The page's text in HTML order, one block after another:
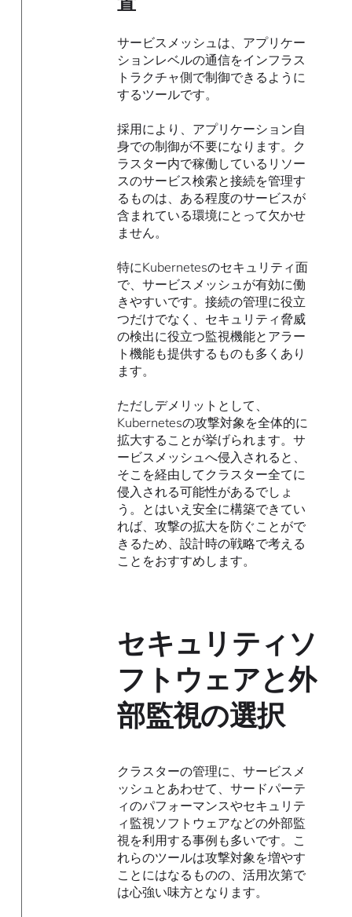
サービスメッシュは、アプリケー
ションレベルの通信をインフラス
トラクチャ側で制御できるように
するツールです。
採用により、アプリケーション自
身での制御が不要になります。ク
ラスター内で稼働しているリソー
スのサービス検索と接続を管理す
るものは、ある程度のサービスが
含まれている環境にとって欠かせ
ません。
特にKubernetesのセキュリティ面
で、サービスメッシュが有効に働
きやすいです。接続の管理に役立
つだけでなく、セキュリティ脅威
の検出に役立つ監視機能とアラー
ト機能も提供するものも多くあり
ます。
ただしデメリットとして、
Kubernetesの攻撃対象を全体的に
拡大することが挙げられます。サ
ービスメッシュへ侵入されると、
そこを経由してクラスター全てに
侵入される可能性があるでしょ
う。とはいえ安全に構築できてい
れば、攻撃の拡大を防ぐことがで
きるため、設計時の戦略で考える
ことをおすすめします。
セキュリティソ
フトウェアと外
部監視の選択
クラスターの管理に、サービスメ
ッシュとあわせて、サードパーテ
ィのパフォーマンスやセキュリテ
ィ監視ソフトウェアなどの外部監
視を利用する事例も多いです。こ
れらのツールは攻撃対象を増やす
ことにはなるものの、活用次第で
は心強い味方となります。